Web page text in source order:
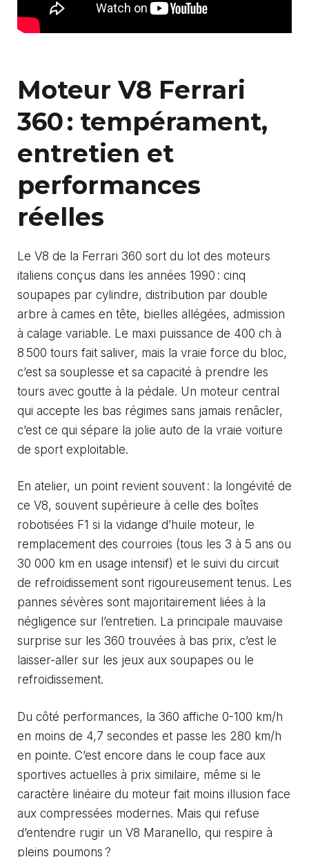
Moteur V8 Ferrari
360 : tempérament,
entretien et
performances
réelles
Le V8 de la Ferrari 360 sort du lot des moteurs
italiens conçus dans les années 1990 : cinq
soupapes par cylindre, distribution par double
arbre à cames en tête, bielles allégées, admission
à calage variable. Le maxi puissance de 400 ch à
8 500 tours fait saliver, mais la vraie force du bloc,
c’est sa souplesse et sa capacité à prendre les
tours avec goutte à la pédale. Un moteur central
qui accepte les bas régimes sans jamais renâcler,
c’est ce qui sépare la jolie auto de la vraie voiture
de sport exploitable.
En atelier, un point revient souvent : la longévité de
ce V8, souvent supérieure à celle des boîtes
robotisées F1 si la vidange d’huile moteur, le
remplacement des courroies (tous les 3 à 5 ans ou
30 000 km en usage intensif) et le suivi du circuit
de refroidissement sont rigoureusement tenus. Les
pannes sévères sont majoritairement liées à la
négligence sur l’entretien. La principale mauvaise
surprise sur les 360 trouvées à bas prix, c’est le
laisser-aller sur les jeux aux soupapes ou le
refroidissement.
Du côté performances, la 360 affiche 0-100 km/h
en moins de 4,7 secondes et passe les 280 km/h
en pointe. C’est encore dans le coup face aux
sportives actuelles à prix similaire, même si le
caractère linéaire du moteur fait moins illusion face
aux compressées modernes. Mais qui refuse
d’entendre rugir un V8 Maranello, qui respire à
pleins poumons ?